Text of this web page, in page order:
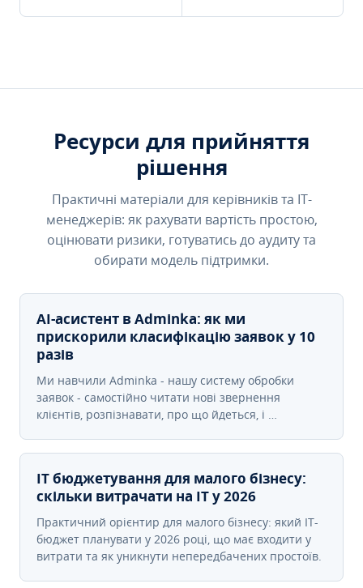
Ресурси для прийняття
рішення
Практичні матеріали для керівників та IT-
менеджерів: як рахувати вартість простою,
оцінювати ризики, готуватись до аудиту та
обирати модель підтримки.
AI-асистент в Adminka: як ми
прискорили класифікацію заявок у 10
разів
Ми навчили Adminka - нашу систему обробки
заявок - самостійно читати нові звернення
клієнтів, розпізнавати, про що йдеться, і …
IT бюджетування для малого бізнесу:
скільки витрачати на IT у 2026
Практичний орієнтир для малого бізнесу: який IT-
бюджет планувати у 2026 році, що має входити у
витрати та як уникнути непередбачених простоїв.